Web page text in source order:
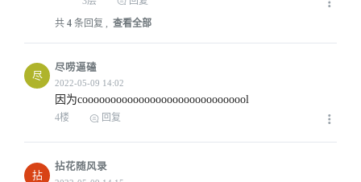
2022-05-09 11:07
共 4 条回复 , 查看全部
尽
尽唠逼磕
因为coooooooooooooooooooooooooooool
4楼 回复
拈
拈花随风录